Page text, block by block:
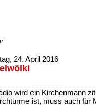
24. April 2016
wird ein Kirchenmann
ist, muss auch für